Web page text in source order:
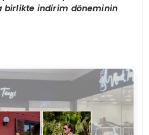
birlikte indirim döneminin